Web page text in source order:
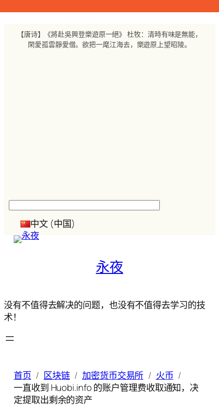
跳
【唐诗】《將赴吳興登樂遊原一絕》 杜牧：清時有味是無能，
閑愛孤雲靜愛僧。欲把一麾江海去，樂遊原上望昭陵。
中文 (中国)
永夜
没有不值得去解决的问题，也没有不值得去学习的技
术！
首页 区块链 加密货币交易所
火币
一直收到 Huobi.info 的账户管理费收取通知，决
定提取出剩余的资产